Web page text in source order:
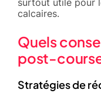
calcaires.
Quels
post-
Stratégies de